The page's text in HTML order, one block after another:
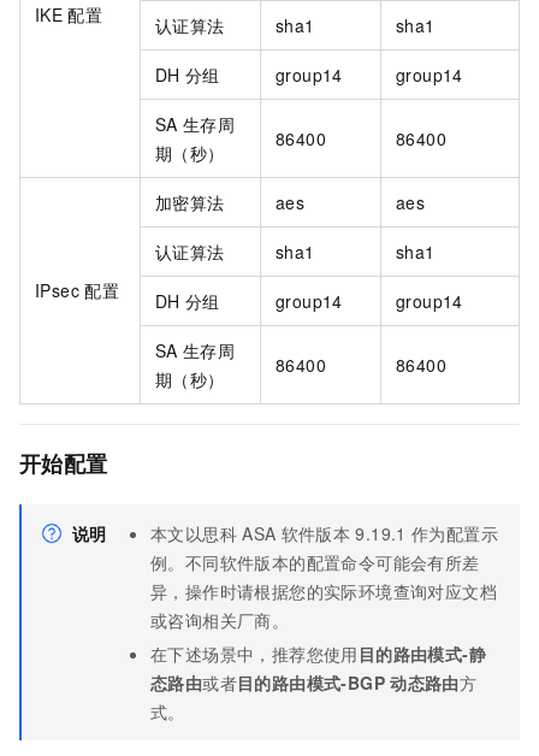
IKE 配置 认证算法 sha1 sha1
DH 分组 group14 group14
SA 生存周
期（秒）
86400 86400
IPsec 配置
加密算法 aes aes
认证算法 sha1 sha1
DH 分组 group14 group14
SA 生存周
期（秒）
86400 86400
开始配置
说明 本文以思科 ASA 软件版本 9.19.1 作为配置示
例。不同软件版本的配置命令可能会有所差
异，操作时请根据您的实际环境查询对应文档
或咨询相关厂商。
在下述场景中，推荐您使用 目的路由模式-静
态路由或者目的路由模式-BGP 动态路由方
式。